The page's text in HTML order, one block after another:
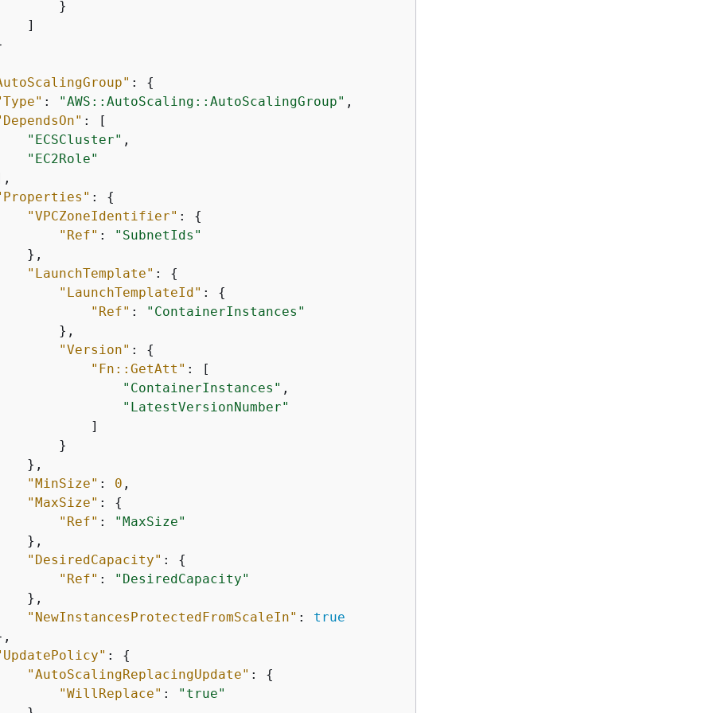
}
]
: {
: "AWS::AutoScaling::AutoScalingGroup" ,
: [
"ECSCluster" ,
"EC2Role"
: {
"VPCZoneIdentifier" : {
"Ref" :
"SubnetIds"
},
"LaunchTemplate" : {
"LaunchTemplateId" : {
"Ref" :
"ContainerInstances"
},
"Version" : {
"Fn::GetAtt" : [
"ContainerInstances" ,
"LatestVersionNumber"
]
}
},
"MinSize" : 0 ,
"MaxSize" : {
"Ref" :
"MaxSize"
},
"DesiredCapacity" : {
"Ref" :
"DesiredCapacity"
},
"NewInstancesProtectedFromScaleIn" : true
: {
"AutoScalingReplacingUpdate" : {
"WillReplace" :
"true"